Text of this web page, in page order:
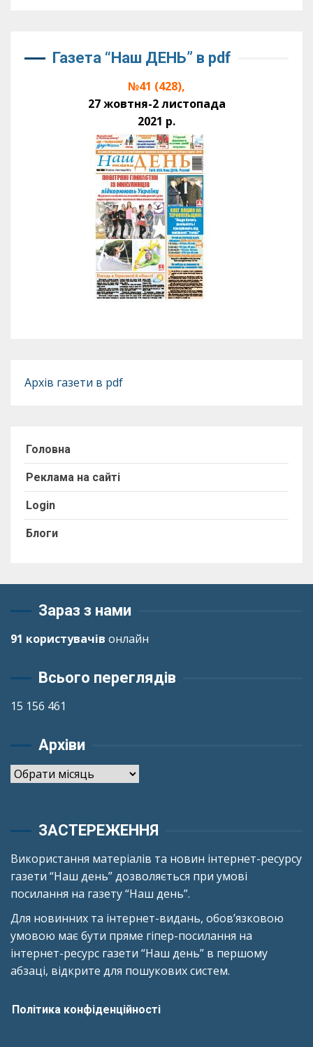
Газета “Наш ДЕНЬ” в pdf
№41 (428),
27 жовтня-2 листопада
2021 р.
Архів газети в pdf
Головна
Реклама на сайті
Login
Блоги
Зараз з нами
91 користувачів онлайн
Всього переглядів
15 156 461
Архіви
Архіви
ЗАСТЕРЕЖЕННЯ
Використання матеріалів та новин інтернет-ресурсу
газети “Наш день” дозволяється при умові
посилання на газету “Наш день”.
Для новинних та інтернет-видань, обов’язковою
умовою має бути пряме гіпер-посилання на
інтернет-ресурс газети “Наш день” в першому
абзаці, відкрите для пошукових систем.
Політика конфіденційності